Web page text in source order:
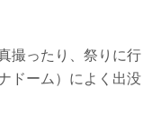
撮ったり、祭りに行
ドーム）によく出没